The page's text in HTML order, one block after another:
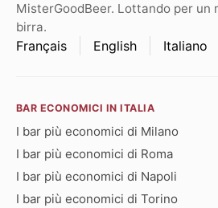
MisterGoodBeer. Lottando per un
birra.
Français English Italiano
BAR ECONOMICI IN ITALIA
I bar più economici di Milano
I bar più economici di Roma
I bar più economici di Napoli
I bar più economici di Torino